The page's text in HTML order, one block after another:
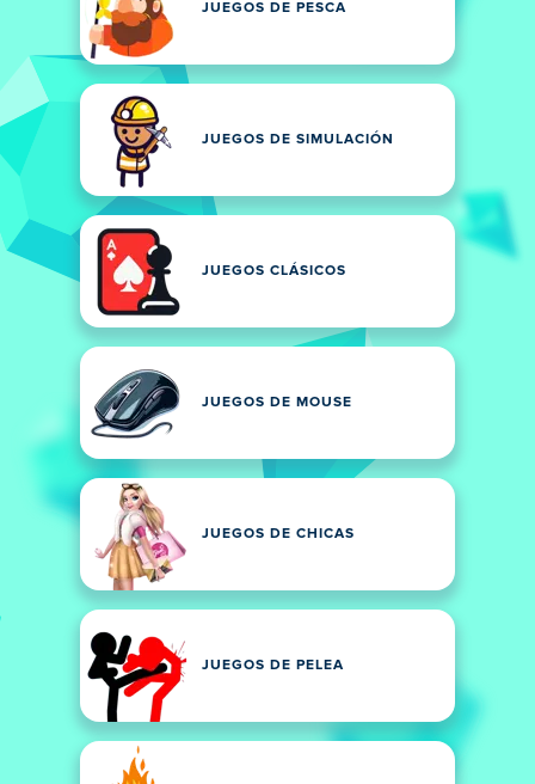
JUEGOS DE PESCA
JUEGOS DE SIMULACIÓN
JUEGOS CLÁSICOS
JUEGOS DE MOUSE
JUEGOS DE CHICAS
JUEGOS DE PELEA